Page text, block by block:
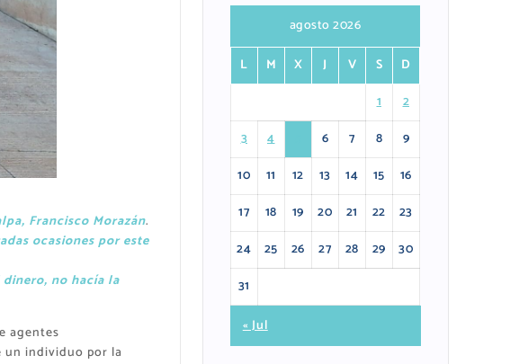
Francisco Morazán.
ocasiones por este
no hacía la
agentes
un individuo por la
agosto 2026
L
M X J V S
D
1
2
3
4 6 7 8
9
10
11 12 13 14 15
16
17
18 19 20 21 22
23
24
25 26 27 28 29
30
31
« Jul